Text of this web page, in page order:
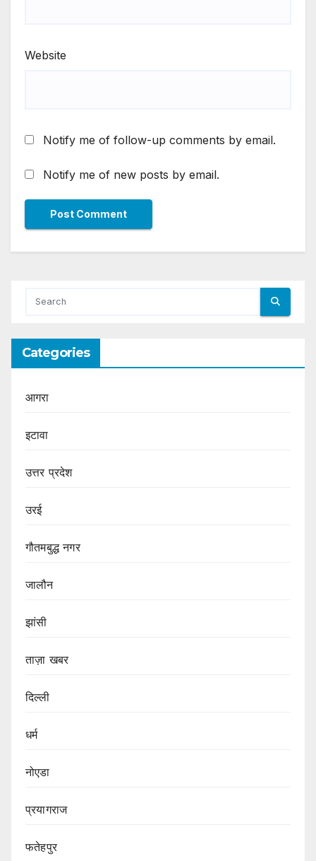
Website
Notify me of follow-up comments by email.
Notify me of new posts by email.
Categories
आगरा
इटावा
उत्तर प्रदेश
उरई
गौतमबुद्ध नगर
जालौन
झांसी
ताज़ा खबर
दिल्ली
धर्म
नोएडा
प्रयागराज
फतेहपुर